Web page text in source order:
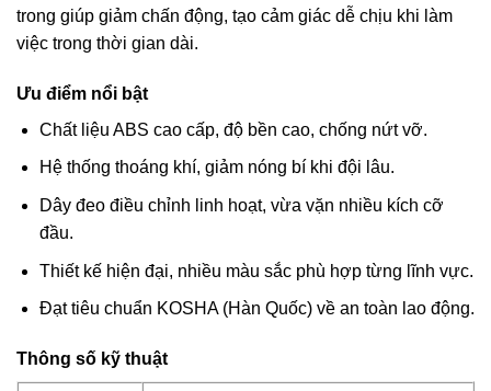
trong giúp giảm chấn động, tạo cảm giác dễ chịu khi làm
việc trong thời gian dài.
Ưu điểm nổi bật
Chất liệu ABS cao cấp, độ bền cao, chống nứt vỡ.
Hệ thống thoáng khí, giảm nóng bí khi đội lâu.
Dây đeo điều chỉnh linh hoạt, vừa vặn nhiều kích cỡ
đầu.
Thiết kế hiện đại, nhiều màu sắc phù hợp từng lĩnh vực.
Đạt tiêu chuẩn KOSHA (Hàn Quốc) về an toàn lao động.
Thông số kỹ thuật